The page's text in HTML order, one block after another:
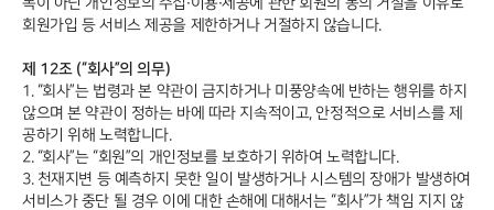
회원가입 등 서비스 제공을 제한하거나 거절하지 않습니다.
제 12조 (“회사”의 의무)
1. “회사”는 법령과 본 약관이 금지하거나 미풍양속에 반하는 행위를 하지
않으며 본 약관이 정하는 바에 따라 지속적이고, 안정적으로 서비스를 제
공하기 위해 노력합니다.
2. “회사”는 “회원”의 개인정보를 보호하기 위하여 노력합니다.
3. 천재지변 등 예측하지 못한 일이 발생하거나 시스템의 장애가 발생하여
서비스가 중단 될 경우 이에 대한 손해에 대해서는 “회사”가 책임 지지 않